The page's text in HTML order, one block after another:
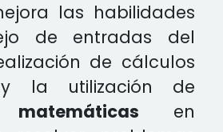
las habilidades
de entradas del
de cálculos
y la utilización de
en